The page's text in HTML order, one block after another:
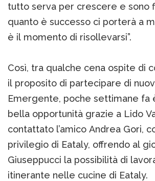
tutto serva per crescere e sono
quanto è successo ci porterà a
è il momento di risollevarsi”.
Così, tra qualche cena ospite di
il proposito di partecipare di
Emergente, poche settimane fa
bella opportunità grazie a Lido
contattato l’amico Andrea Gori,
privilegio di Eataly, offrendo al
Giuseppucci la possibilità di
itinerante nelle cucine di Eataly.